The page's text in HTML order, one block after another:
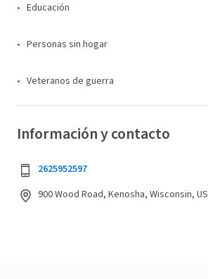
Educación
Personas sin hogar
Veteranos de guerra
Información y contacto
2625952597
900 Wood Road, Kenosha, Wisconsin, US